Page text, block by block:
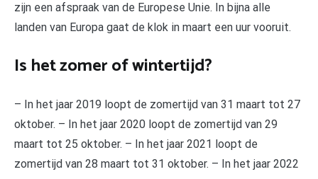
zijn een afspraak van de Europese Unie. In bijna alle
landen van Europa gaat de klok in maart een uur vooruit.
Is het zomer of wintertijd?
– In het jaar 2019 loopt de zomertijd van 31 maart tot 27
oktober. – In het jaar 2020 loopt de zomertijd van 29
maart tot 25 oktober. – In het jaar 2021 loopt de
zomertijd van 28 maart tot 31 oktober. – In het jaar 2022